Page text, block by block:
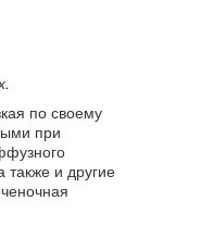
по своему
при
и другие